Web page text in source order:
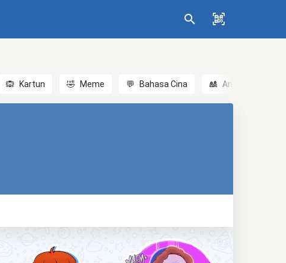
🙉 Kartun 🤣 Meme 💬 Bahasa Cina 🎎 Anime